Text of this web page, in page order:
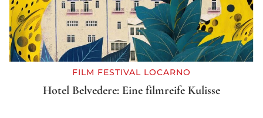
FILM FESTIVAL LOCARNO
Hotel Belvedere: Eine filmreife Kulisse